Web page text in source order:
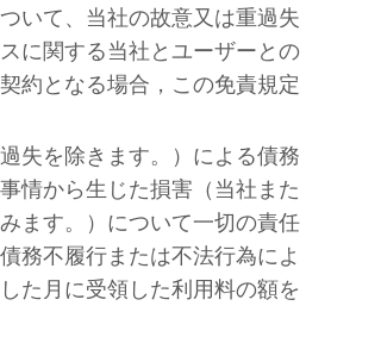
いて、当社の故意又は重過失
に関する当社とユーザーとの
約となる場合，この免責規定
失を除きます。）による債務
情から生じた損害（当社 また
ます。）について一切の責任
務不履行または不法行為によ
た月に受領した利用料の額を